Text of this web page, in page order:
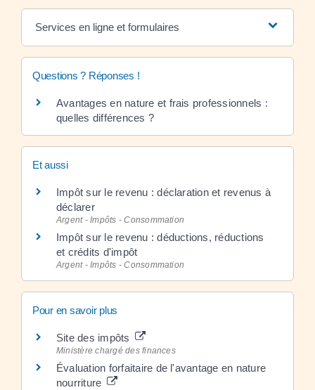
Services en ligne et formulaires
Questions ? Réponses !
Avantages en nature et frais professionnels :
quelles différences ?
Et aussi
Impôt sur le revenu : déclaration et revenus à
déclarer
Argent - Impôts - Consommation
Impôt sur le revenu : déductions, réductions
et crédits d'impôt
Argent - Impôts - Consommation
Pour en savoir plus
Site des impôts
Ministère chargé des finances
Évaluation forfaitaire de l'avantage en nature
nourriture